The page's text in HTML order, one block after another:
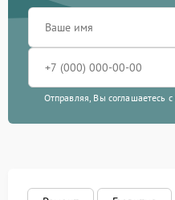
Отправляя, Вы соглашаетесь с